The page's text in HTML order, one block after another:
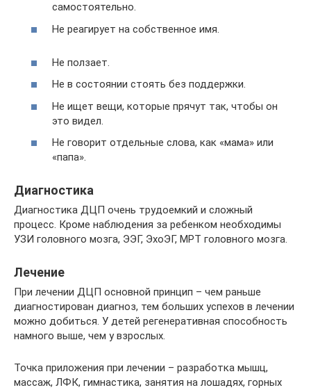
самостоятельно.
Не реагирует на собственное имя.
Не ползает.
Не в состоянии стоять без поддержки.
Не ищет вещи, которые прячут так, чтобы он
это видел.
Не говорит отдельные слова, как «мама» или
«папа».
Диагностика
Диагностика ДЦП очень трудоемкий и сложный
процесс. Кроме наблюдения за ребенком необходимы
УЗИ головного мозга, ЭЭГ, ЭхоЭГ, МРТ головного мозга.
Лечение
При лечении ДЦП основной принцип – чем раньше
диагностирован диагноз, тем больших успехов в лечении
можно добиться. У детей регенеративная способность
намного выше, чем у взрослых.
Точка приложения при лечении – разработка мышц,
массаж, ЛФК, гимнастика, занятия на лошадях, горных